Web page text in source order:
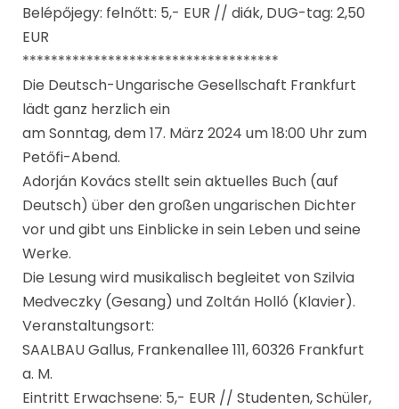
Belépőjegy: felnőtt: 5,- EUR // diák, DUG-tag: 2,50
EUR
************************************
Die Deutsch-Ungarische Gesellschaft Frankfurt
lädt ganz herzlich ein
am Sonntag, dem 17. März 2024 um 18:00 Uhr zum
Petőfi-Abend.
Adorján Kovács stellt sein aktuelles Buch (auf
Deutsch) über den großen ungarischen Dichter
vor und gibt uns Einblicke in sein Leben und seine
Werke.
Die Lesung wird musikalisch begleitet von Szilvia
Medveczky (Gesang) und Zoltán Holló (Klavier).
Veranstaltungsort:
SAALBAU Gallus, Frankenallee 111, 60326 Frankfurt
a. M.
Eintritt Erwachsene: 5,- EUR // Studenten, Schüler,